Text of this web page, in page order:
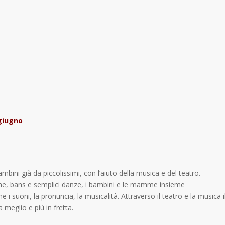
già da piccolissimi, con l’aiuto della musica e del teatro.
bans e semplici danze, i bambini e le mamme insieme
i suoni, la pronuncia, la musicalità. Attraverso il teatro e la musica
meglio e più in fretta.